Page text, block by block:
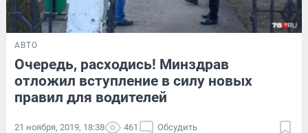
АВТО
Очередь, расходись! Минздрав
отложил вступление в силу новых
правил для водителей
21 ноября, 2019, 18:38 461 Обсудить